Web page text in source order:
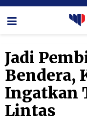
Jadi
Bendera,
Ingatkan
Lintas